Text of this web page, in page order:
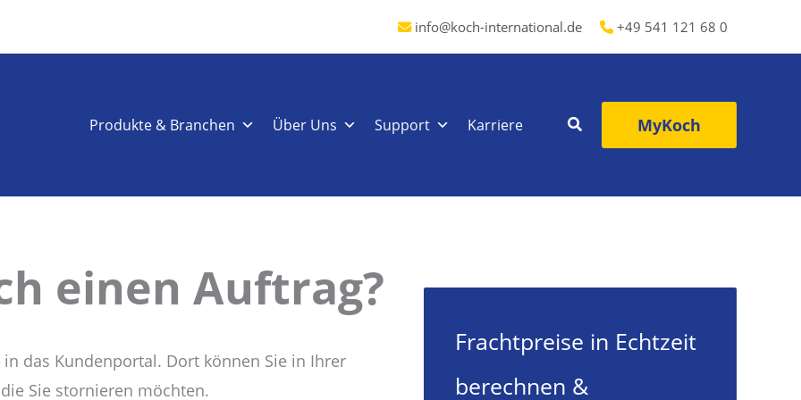
info@koch-international.de +49 541 121 68 0
Produkte & Branchen Über Uns Support Karriere MyKoch
einen Auftrag?
das Kundenportal. Dort können Sie in Ihrer
Sie stornieren möchten.
Frachtpreise in Echtzeit
berechnen &